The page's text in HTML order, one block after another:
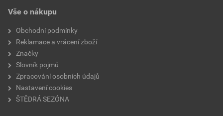
Stáhnout
Velikost
teplota zpracování
hmotnost
typ výrobku
faktor difuzního odporu
materiálová báze
Vše o nákupu
Obchodní podmínky
Reklamace a vrácení zboží
Značky
Slovník pojmů
Zpracování osobních údajů
Nastavení cookies
ŠTĚDRÁ SEZÓNA